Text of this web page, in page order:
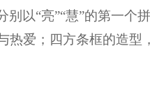
别以“亮”“慧”的第一个
热爱；四方条框的造型